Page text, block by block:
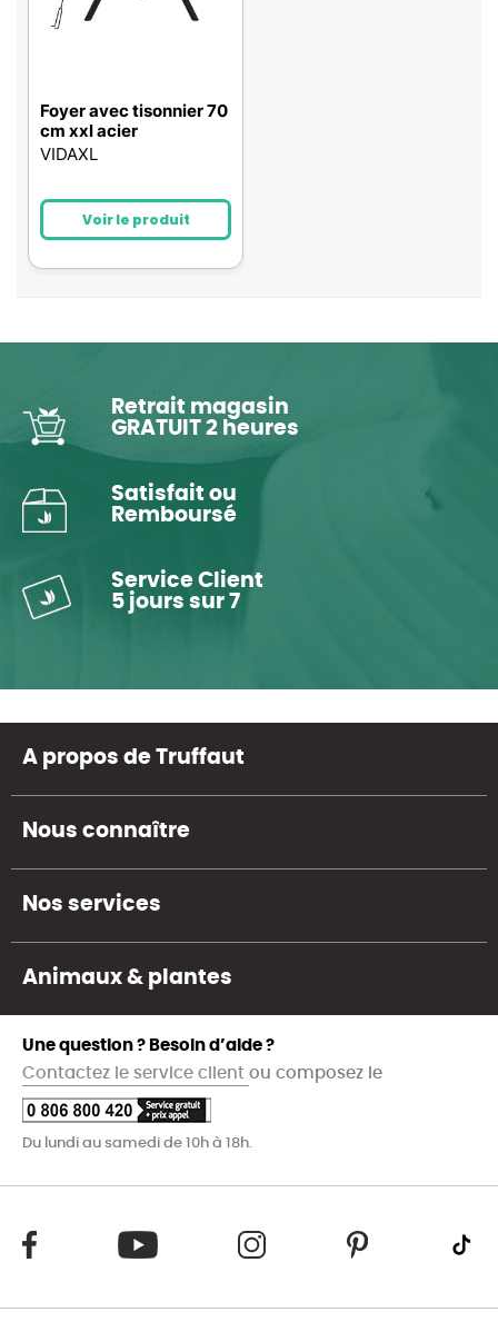
Foyer avec tisonnier 70
cm xxl acier
VIDAXL
Voir le produit
Retrait magasin
GRATUIT 2 heures
Satisfait ou
Remboursé
Service Client
5 jours sur 7
A propos de Truffaut
Nous connaître
Nos services
Animaux & plantes
Une question ? Besoin d’aide ?
Contactez le service client ou composez le
Du lundi au samedi de 10h à 18h.